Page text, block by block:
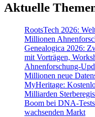
Aktuelle
RootsTech 2026:
Millionen
Genealogica 2026:
mit Vorträgen,
Ahnenforschung-
Millionen neue
MyHeritage:
Milliarden
Boom bei DNA-
wachsenden Markt